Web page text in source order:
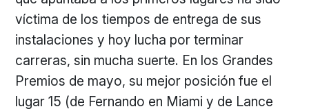
víctima de los tiempos de entrega de sus
instalaciones y hoy lucha por terminar
carreras, sin mucha suerte. En los Grandes
Premios de mayo, su mejor posición fue el
lugar 15 (de Fernando en Miami y de Lance